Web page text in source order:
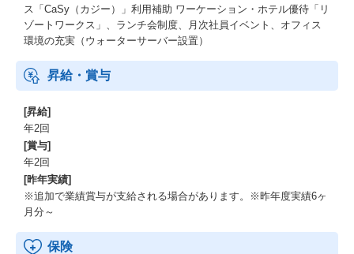
ス「CaSy（カジー）」利用補助 ワーケーション・ホテル優待「リ
ゾートワークス」、ランチ会制度、月次社員イベント、オフィス
環境の充実（ウォーターサーバー設置）
昇給・賞与
[昇給]
年2回
[賞与]
年2回
[昨年実績]
※追加で業績賞与が支給される場合があります。※昨年度実績6ヶ
月分～
保険